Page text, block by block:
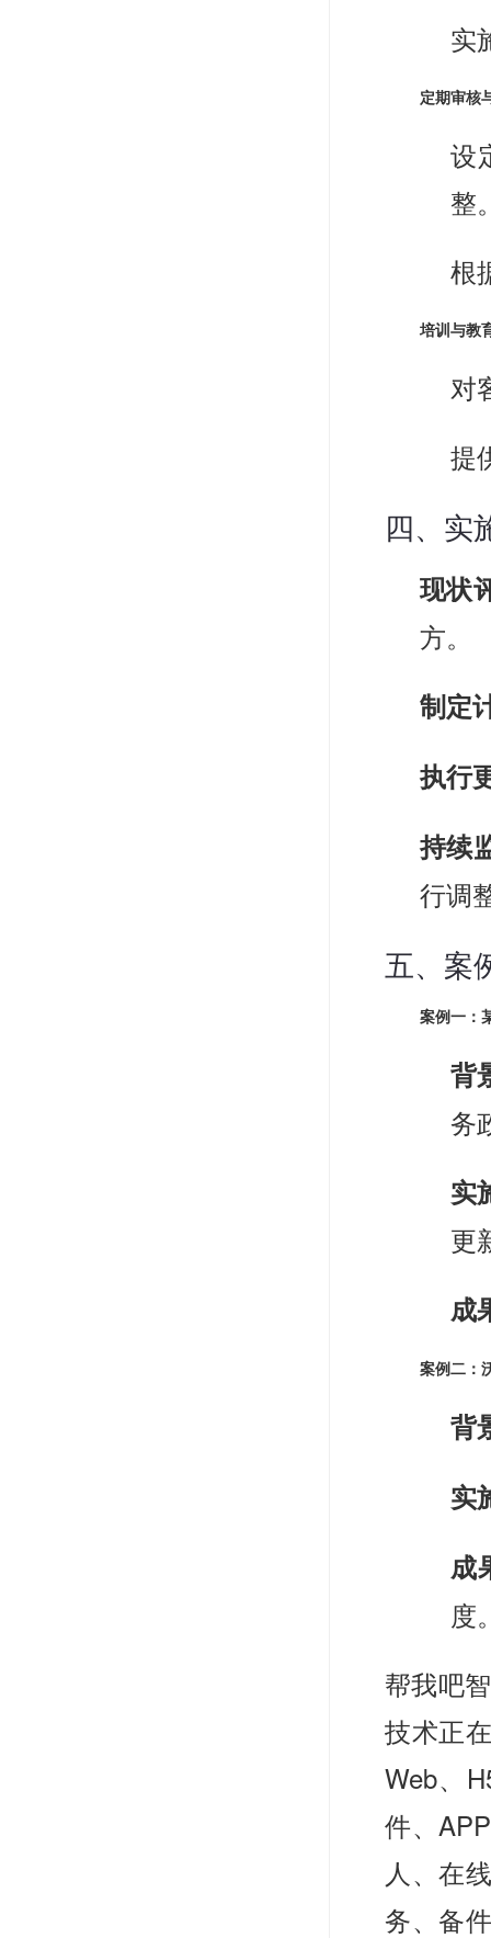
实
定期审核
设
整
根
培训与教
对
提
四、实
现状
方。
制定
执行
持续
行调
五、案
案例一：
背
务
实
更
成
案例二：
背
实
成
度
帮我吧
技术正
Web、
件、
人、在
务、备